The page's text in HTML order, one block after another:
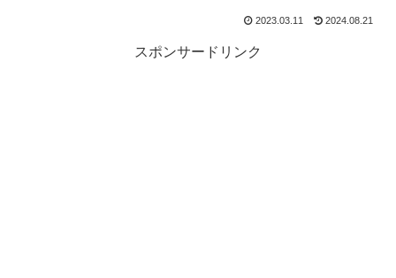
2023.03.11 2024.08.21
スポンサードリンク